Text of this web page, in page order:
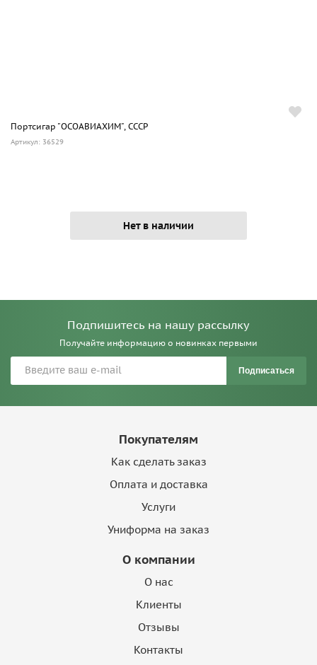
Портсигар "ОСОАВИАХИМ", СССР
Артикул: 36529
Нет в наличии
Подпишитесь на нашу рассылку
Получайте информацию о новинках первыми
Подписаться
Покупателям
Как сделать заказ
Оплата и доставка
Услуги
Униформа на заказ
О компании
О нас
Клиенты
Отзывы
Контакты